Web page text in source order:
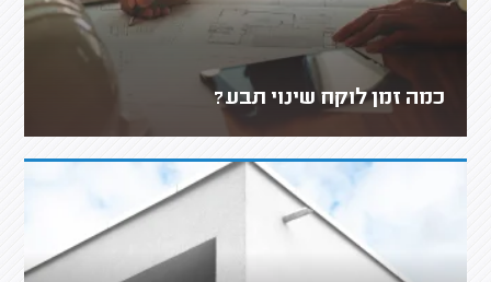
כמה זמן לוקח שינוי תבע?